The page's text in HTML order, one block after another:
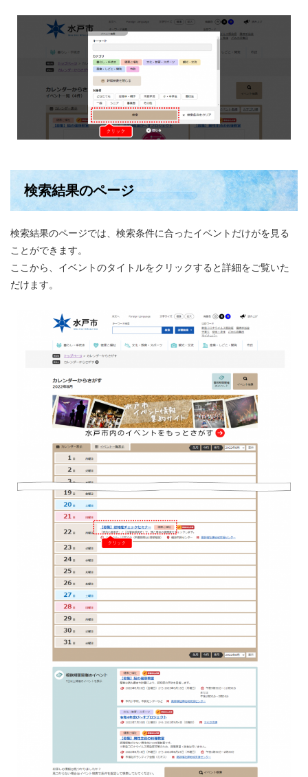
検索結果のページ
検索結果のページでは、検索条件に合ったイベントだけがを見る
ことができます。
ここから、イベントのタイトルをクリックすると詳細をご覧いた
だけます。